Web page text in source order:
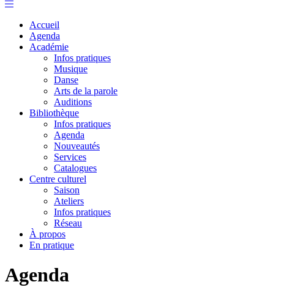
Accueil
Agenda
Académie
Infos pratiques
Musique
Danse
Arts de la parole
Auditions
Bibliothèque
Infos pratiques
Agenda
Nouveautés
Services
Catalogues
Centre culturel
Saison
Ateliers
Infos pratiques
Réseau
À propos
En pratique
Agenda